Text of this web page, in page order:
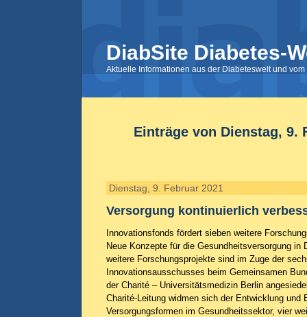
DiabSite Diabetes-
Aktuelle Informationen aus der Diabeteswelt und
Einträge von Dienstag, 9.
Dienstag, 9. Februar 2021
Versorgung kontinuierlich
Innovationsfonds fördert sieben weitere
Neue Konzepte für die Gesundheitsversorgung in
weitere Forschungsprojekte sind im Zuge der
Innovationsausschusses beim Gemeinsamen
der Charité – Universitätsmedizin Berlin
Charité-Leitung widmen sich der Entwicklung und
Versorgungsformen im Gesundheitssektor, vier